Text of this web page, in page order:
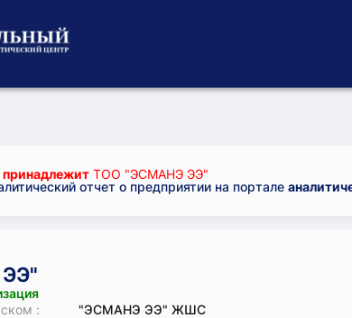
принадлежит ТОО "ЭСМАНЭ ЭЭ"
отчет о предприятии на портале
:
"ЭСМАНЭ ЭЭ" ЖШС